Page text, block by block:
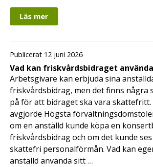
Läs mer
Publicerat 12 juni 2026
Vad kan friskvårdsbidraget
Arbetsgivare kan erbjuda sina
friskvårdsbidrag, men det finns några
på för att bidraget ska vara skattefritt.
avgjorde Högsta
om en anställd kunde köpa en
friskvårdsbidrag och om det kunde
skattefri personalförmån. Vad kan
anställd använda sitt …